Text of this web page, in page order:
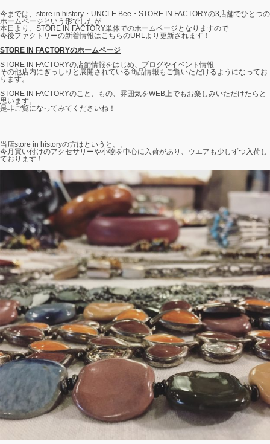
今までは、store in history・UNCLE Bee・STORE IN FACTORYの3店舗でひとつの
ホームページという形でしたが
本日より、STORE IN FACTORY単体でのホームページとなりますので
今後ファクトリーの新着情報はこちらのURLより更新されます！
STORE IN FACTORYのホームページ
STORE IN FACTORYの店舗情報をはじめ、ブログやイベント情報
その他店内にぎっしりと展開されている商品情報もご覧いただけるようになってお
ります。
STORE IN FACTORYのこと、もの、雰囲気をWEB上でもお楽しみいただけたらと
思います。
是非ご覧になってみてくださいね！
当店store in historyの方はというと。。
今月買い付けのアクセサリーや小物を中心に入荷があり、ウエアも少しずつ入荷し
ております！